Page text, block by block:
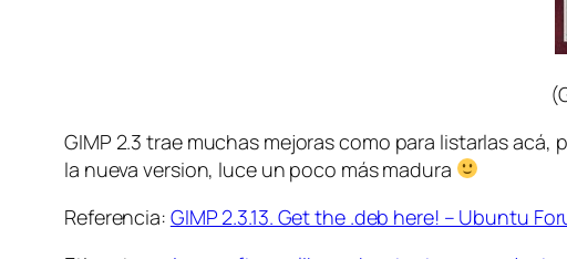
GIMP 2.3 trae muchas mejoras como para listarlas
la nueva version, luce un poco más madura
Referencia: GIMP 2.3.13. Get the .deb here! – Ubuntu